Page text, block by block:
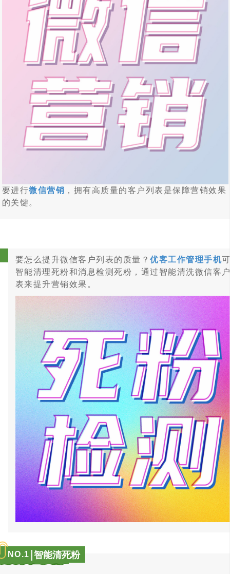
要进行微信营销 ，拥有高质量的客户列表是保障营销效果
的关键。
要怎么提升微信客户列表的质量？ 优客工作管理手机
智能清理死粉和消息检测死粉，通过智能清洗微信客
表来提升营销效果。
NO.1 智能清死粉